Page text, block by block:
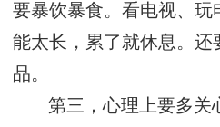
要暴饮暴食。看电视、玩
能太长，累了就休息。还
品。
第三，心理上要多关